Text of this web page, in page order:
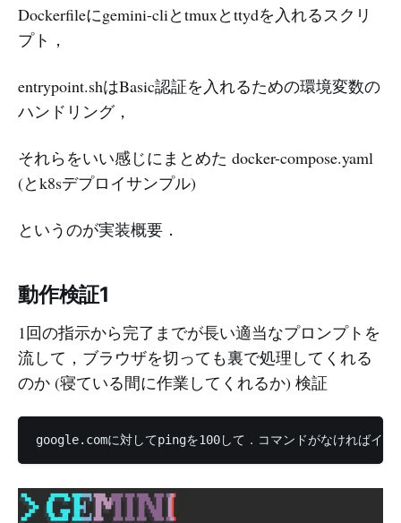
Dockerfileにgemini-cliとtmuxとttydを入れるスクリ
プト，
entrypoint.shはBasic認証を入れるための環境変数の
ハンドリング，
それらをいい感じにまとめた docker-compose.yaml
(とk8sデプロイサンプル)
というのが実装概要．
動作検証1
1回の指示から完了までが長い適当なプロンプトを
流して，ブラウザを切っても裏で処理してくれる
のか (寝ている間に作業してくれるか) 検証
google.comに対してpingを100して．コマンドがなければイン